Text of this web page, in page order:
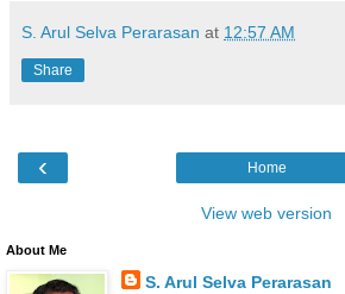
S. Arul Selva Perarasan at 12:57 AM
Share
‹ Home
View web version
About Me
S. Arul Selva Perarasan